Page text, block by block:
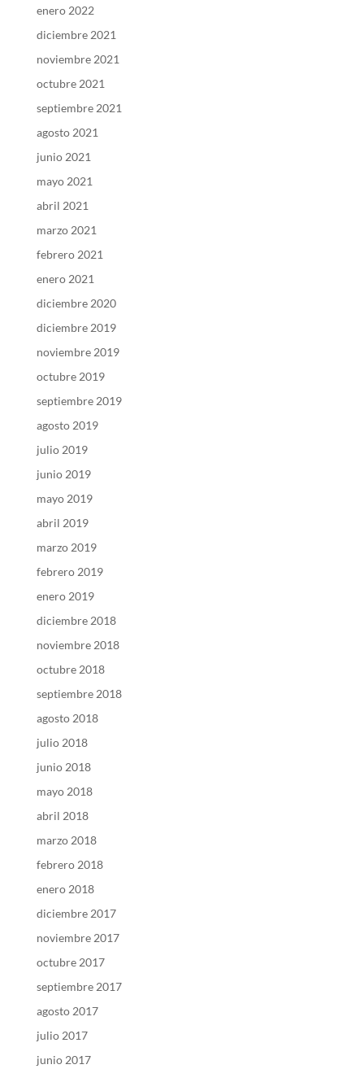
enero 2022
diciembre 2021
noviembre 2021
octubre 2021
septiembre 2021
agosto 2021
junio 2021
mayo 2021
abril 2021
marzo 2021
febrero 2021
enero 2021
diciembre 2020
diciembre 2019
noviembre 2019
octubre 2019
septiembre 2019
agosto 2019
julio 2019
junio 2019
mayo 2019
abril 2019
marzo 2019
febrero 2019
enero 2019
diciembre 2018
noviembre 2018
octubre 2018
septiembre 2018
agosto 2018
julio 2018
junio 2018
mayo 2018
abril 2018
marzo 2018
febrero 2018
enero 2018
diciembre 2017
noviembre 2017
octubre 2017
septiembre 2017
agosto 2017
julio 2017
junio 2017